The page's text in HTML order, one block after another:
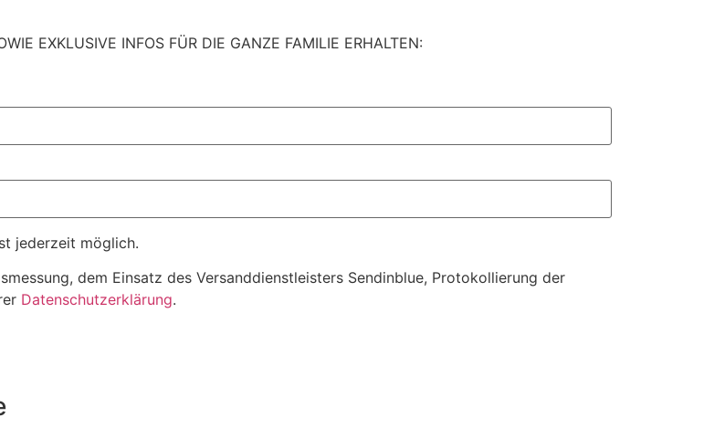
EXKLUSIVE INFOS FÜR DIE GANZE FAMILIE ERHALTEN:
jederzeit möglich.
dem Einsatz des Versanddienstleisters Sendinblue, Protokollierung der
Datenschutzerklärung.